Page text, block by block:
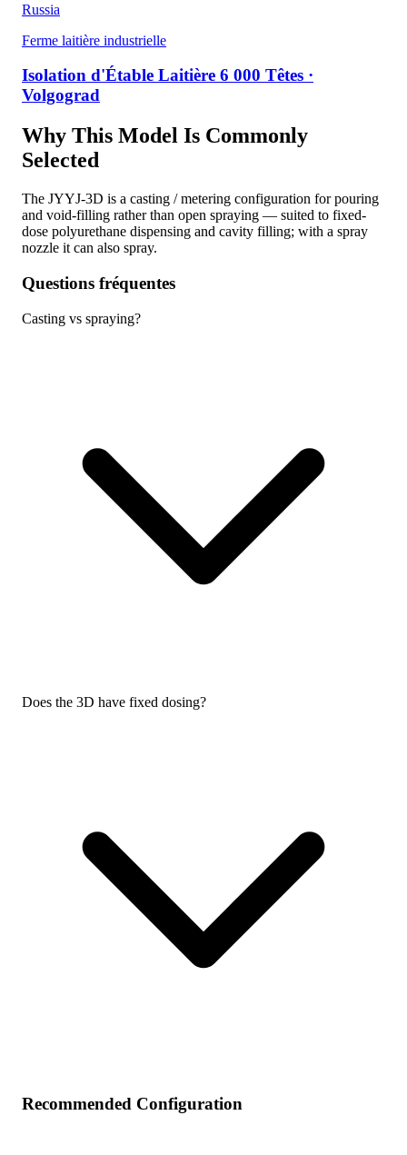
Russia
Ferme laitière industrielle
Isolation d'Étable Laitière 6 000 Têtes ·
Volgograd
Why This Model Is Commonly
Selected
The JYYJ-3D is a casting / metering configuration for pouring
and void-filling rather than open spraying — suited to fixed-
dose polyurethane dispensing and cavity filling; with a spray
nozzle it can also spray.
Questions fréquentes
Casting vs spraying?
Does the 3D have fixed dosing?
Recommended Configuration